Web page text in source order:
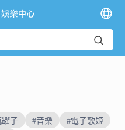
罐子 #音樂
#電子歌姬